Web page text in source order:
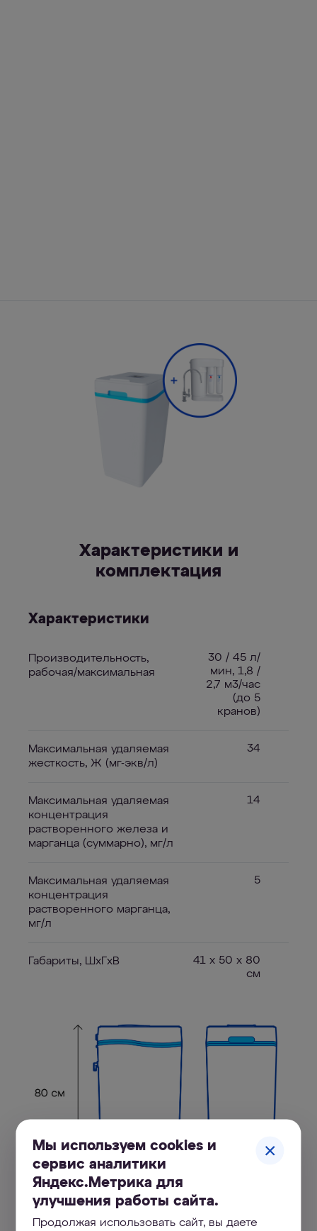
Характеристики и
комплектация
Характеристики
Производительность,
рабочая/максимальная
30 / 45 л/
мин, 1,8 /
2,7 м3/час
(до 5
кранов)
Максимальная удаляемая
жесткость, Ж (мг-экв/л)
34
Максимальная удаляемая
концентрация
растворенного железа и
марганца (суммарно), мг/л
14
Максимальная удаляемая
концентрация
растворенного марганца,
мг/л
5
Габариты, ШxГxВ
41 x 50 x 80
см
Мы используем cookies и
сервис аналитики
Яндекс.Метрика для
улучшения работы сайта.
Продолжая использовать сайт, вы даете